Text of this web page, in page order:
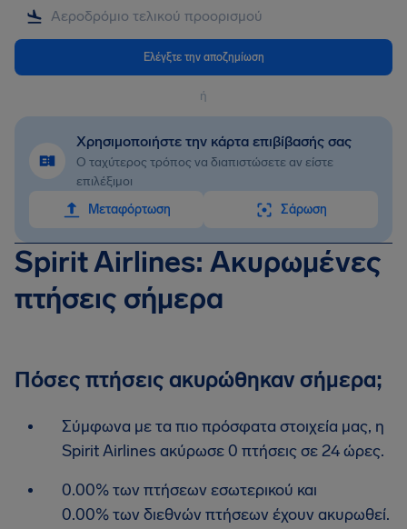
Ελέγξτε την αποζημίωση
ή
Χρησιμοποιήστε την κάρτα επιβίβασής σας
Ο ταχύτερος τρόπος να διαπιστώσετε αν είστε
επιλέξιμοι
Mεταφόρτωση
Σάρωση
Spirit Airlines: Ακυρωμένες
πτήσεις σήμερα
Πόσες πτήσεις ακυρώθηκαν σήμερα;
Σύμφωνα με τα πιο πρόσφατα στοιχεία μας, η
Spirit Airlines ακύρωσε 0 πτήσεις σε 24 ώρες.
0.00% των πτήσεων εσωτερικού και
0.00% των διεθνών πτήσεων έχουν ακυρωθεί.